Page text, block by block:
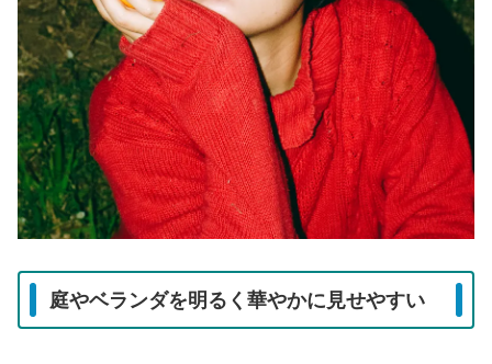
庭やベランダを明るく華やかに見せやすい